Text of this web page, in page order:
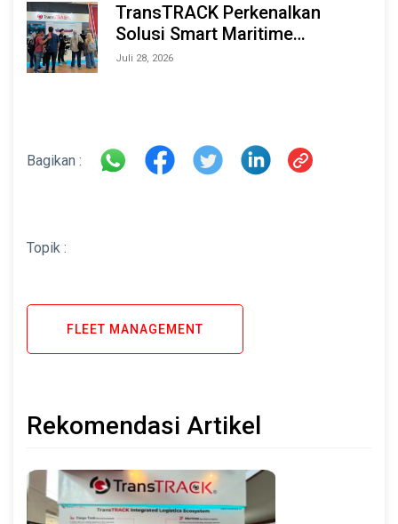
TransTRACK Perkenalkan
Solusi Smart Maritime
Monitoring Berbasis AI dan IoT
Juli 28, 2026
Bagikan :
Topik :
FLEET MANAGEMENT
Rekomendasi Artikel